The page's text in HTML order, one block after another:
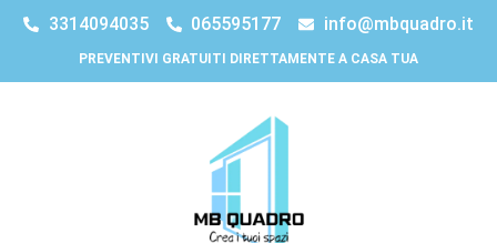
3314094035 065595177 info@mbquadro.it
PREVENTIVI GRATUITI DIRETTAMENTE A CASA TUA